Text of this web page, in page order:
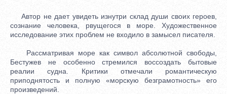
Автор не дает увидеть изнутри склад души своих героев,
сознание человека, рвущегося в море. Художественное
исследование этих проблем не входило в замысел писателя.
Рассматривая море как символ абсолютной свободы,
Бестужев не особенно стремился воссоздать бытовые
реалии судна. Критики отмечали романтическую
приподнятость и полную «морскую безграмотность» его
произведений.